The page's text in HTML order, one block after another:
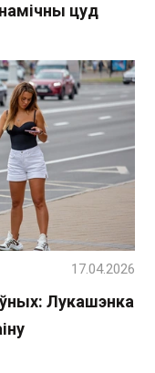
цуд
Лукашэнка
17.04.2026